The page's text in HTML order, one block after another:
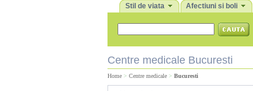
Stil de viata Afectiuni si boli
Centre medicale Bucuresti
Home > Centre medicale > Bucuresti